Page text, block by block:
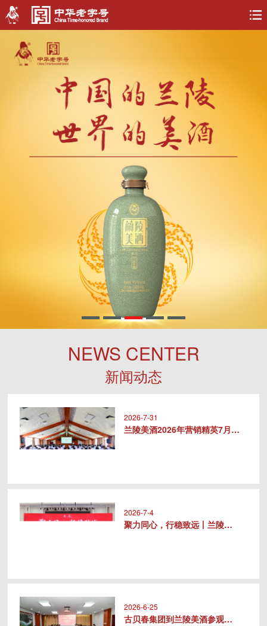
NEWS CENTER
新闻动态
2026-7-31
兰陵美酒2026年营销精英7月专..
2026-7-4
聚力同心，行稳致远丨兰陵美酒20..
2026-6-25
古贝春集团到兰陵美酒参观交流